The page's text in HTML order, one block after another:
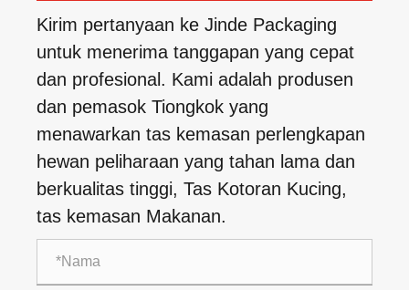
Kirim pertanyaan ke Jinde Packaging
untuk menerima tanggapan yang cepat
dan profesional. Kami adalah produsen
dan pemasok Tiongkok yang
menawarkan tas kemasan perlengkapan
hewan peliharaan yang tahan lama dan
berkualitas tinggi, Tas Kotoran Kucing,
tas kemasan Makanan.